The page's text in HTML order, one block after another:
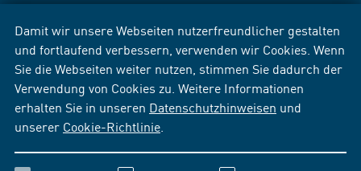
Damit wir unsere Webseiten nutzerfreundlicher gestalten
und fortlaufend verbessern, verwenden wir Cookies. Wenn
Sie die Webseiten weiter nutzen, stimmen Sie dadurch der
Verwendung von Cookies zu. Weitere Informationen
erhalten Sie in unseren Datenschutzhinweisen und
unserer Cookie-Richtlinie